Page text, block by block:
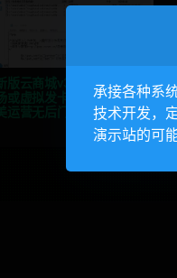
新版云商城v3.2程序 实体商
场或虚拟发卡商场源码+可完
承接各种系
技术开发，
演示站的可